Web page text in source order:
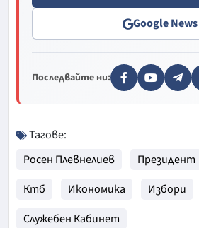
Google News
Последвайте ни:
Тагове:
Росен Плевнелиев
Президент
Ктб
Икономика
Избори
Служебен Кабинет